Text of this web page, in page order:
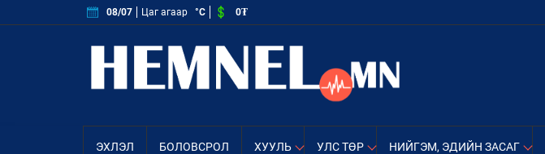
08/07 Цаг агаар °C 0₮
ЭХЛЭЛ БОЛОВСРОЛ ХУУЛЬ УЛС ТӨР НИЙГЭМ, ЭДИЙН ЗАСАГ